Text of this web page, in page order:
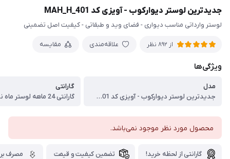
جدیدترین لوستر دیوارکوب - آویزی کد MAH_H_401
لوستر وارداتی مناسب دیواری - فضای وید و طبقاتی - کیفیت اصل تضمینی
از 892 نظر علاقه‌مندی مقایسه
ویژگی‌ها
مدل
جدیدترین لوستر دیوارکوب - آویزی کد MAH_H_401
گارانتی
گارانتی 24 ماهه لوستر ماه نو شیراز
محصول مورد نظر موجود نمی‌باشد.
گارانتی از لحظه خرید! تضمین کیفیت و قیمت مصرف